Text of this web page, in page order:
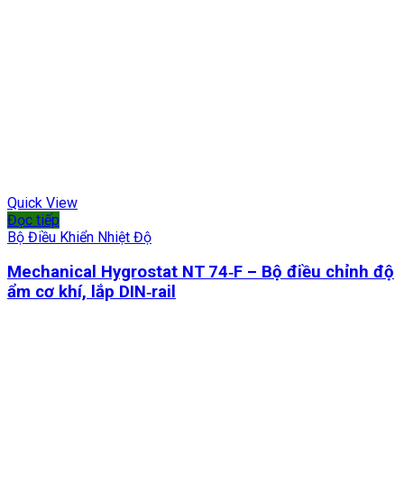
Quick View
Đọc tiếp
Bộ Điều Khiển Nhiệt Độ
Mechanical Hygrostat NT 74‑F – Bộ điều chỉnh độ
ẩm cơ khí, lắp DIN‑rail